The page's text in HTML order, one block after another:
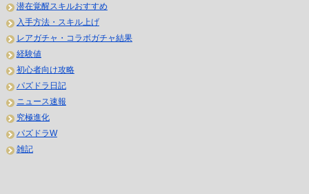
潜在覚醒スキルおすすめ
入手方法・スキル上げ
レアガチャ・コラボガチャ結果
経験値
初心者向け攻略
パズドラ日記
ニュース速報
究極進化
パズドラW
雑記